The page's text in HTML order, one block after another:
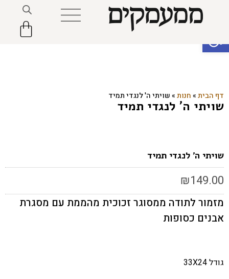
פתח סרגל נגישות
דף הבית»חנות»שויתי ה' לנגדי תמיד
שויתי ה' לנגדי תמיד
שויתי ה' לנגדי תמיד
₪149.00
מזמור לתודה ממסוגר זכוכית מהממת עם מסגרת
אבנים כסופות
גודל 33X24